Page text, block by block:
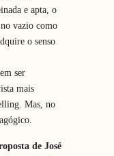
e apta, o
vazio como
o senso
ser
mais
Mas, no
de José